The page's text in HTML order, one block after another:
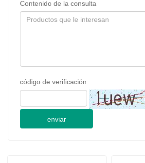
Contenido de la consulta
código de verificación
enviar